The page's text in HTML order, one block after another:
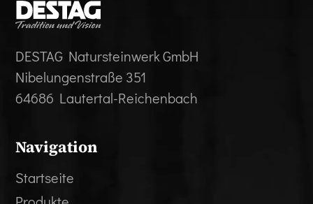
DESTAG Natursteinwerk GmbH
Nibelungenstraße 351
64686 Lautertal-Reichenbach
Navigation
Startseite